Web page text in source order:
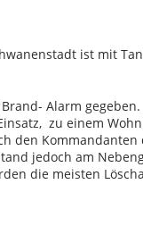
ist mit
Alarm
zu einem
den
jedoch am
die meisten